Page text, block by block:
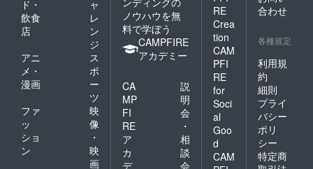
ド・
飲食
店
ャ
レ
ン
ジ
アニ
メ・
漫画
ス
ポ
ー
ツ
ファ
ッ
ショ
ン
映
像
・
映
画
ノウハウを無
料で学ぼう
CAMPFIRE
アカデミー
CA
MP
FI
RE
ア
カ
デ
説
明
会
・
相
談
会
RE
Crea
tion
CAM
PFI
RE
for
Soci
al
Goo
d
CAM
合わせ
各種規定
利用規
約
細則
プライ
バシー
ポリ
シー
特定商